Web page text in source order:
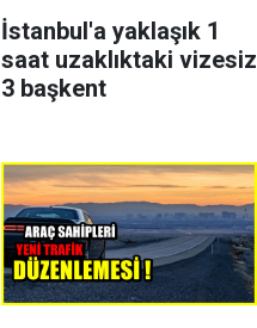
İstanbul'a yaklaşık 1
saat uzaklıktaki vizesiz
3 başkent